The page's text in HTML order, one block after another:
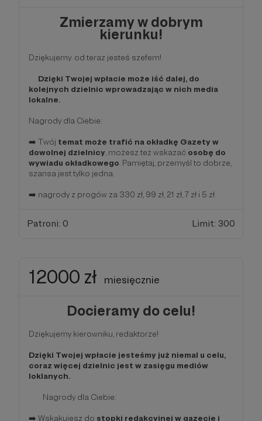
Zmierzamy w dobrym
kierunku!
Dziękujemy. od teraz jesteś szefem!
Dzięki Twojej wpłacie może iść dalej, do
kolejnych dzielnic wprowadzając w nich media
lokalne.
Nagrody dla Ciebie:
➡️ Twój temat może trafić na okładkę Gazety w
dowolnej dzielnicy , możesz też wskazać osobę do
wywiadu okładkowego . Pamiętaj, przemyśl to dobrze,
szansa jest tylko jedna.
➡️ nagrody z progów za 330 zł, 99 zł, 21 zł, 7 zł i 5 zł
Patroni: 0 Limit: 300
12000 zł miesięcznie
Docieramy do celu!
Dziękujemy kierowniku, redaktorze!
Dzięki Twojej wpłacie jesteśmy już niemal u celu,
coraz więcej dzielnic jest w zasięgu mediów
loklanych.
Nagrody dla Ciebie:
➡️ Wskakujesz do stopki redakcyjnej w gazecie i